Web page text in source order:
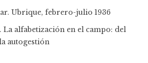
Ubrique, febrero-julio 1936
La alfabetización en el campo: del
autogestión